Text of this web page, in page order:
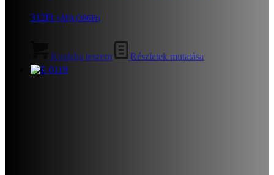
312Ft +ÁFA (396Ft)
Kosárba teszem Részletek mutatása